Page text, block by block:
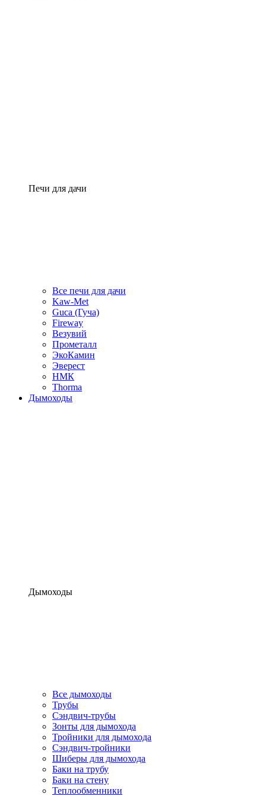
Печи для дачи
Все печи для дачи
Kaw-Met
Guca (Гуча)
Fireway
Везувий
Прометалл
ЭкоКамин
Эверест
НМК
Thorma
Дымоходы
Дымоходы
Все дымоходы
Трубы
Сэндвич-трубы
Зонты для дымохода
Тройники для дымохода
Сэндвич-тройники
Шиберы для дымохода
Баки на трубу
Баки на стену
Теплообменники